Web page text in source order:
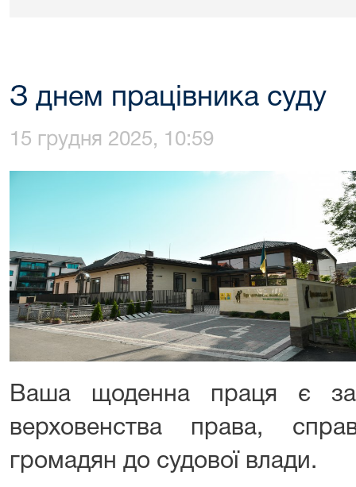
З днем працівника суду
15 грудня 2025, 10:59
Ваша щоденна праця є
верховенства права,
громадян до судової влади.